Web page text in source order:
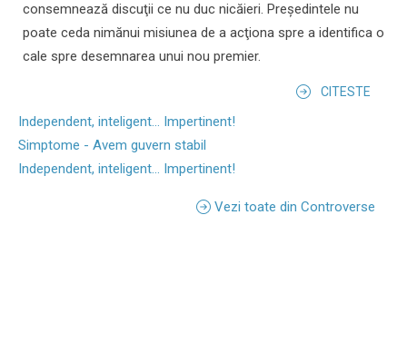
consemnează discuţii ce nu duc nicăieri. Preşedintele nu
poate ceda nimănui misiunea de a acţiona spre a identifica o
cale spre desemnarea unui nou premier.
CITESTE
Independent, inteligent... Impertinent!
Simptome - Avem guvern stabil
Independent, inteligent... Impertinent!
Vezi toate din Controverse